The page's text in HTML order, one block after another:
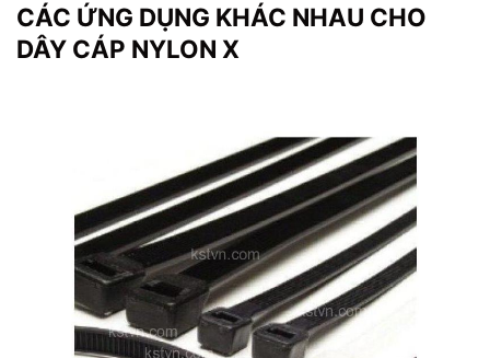
CÁC ỨNG DỤNG KHÁC NHAU CHO
DÂY CÁP NYLON X